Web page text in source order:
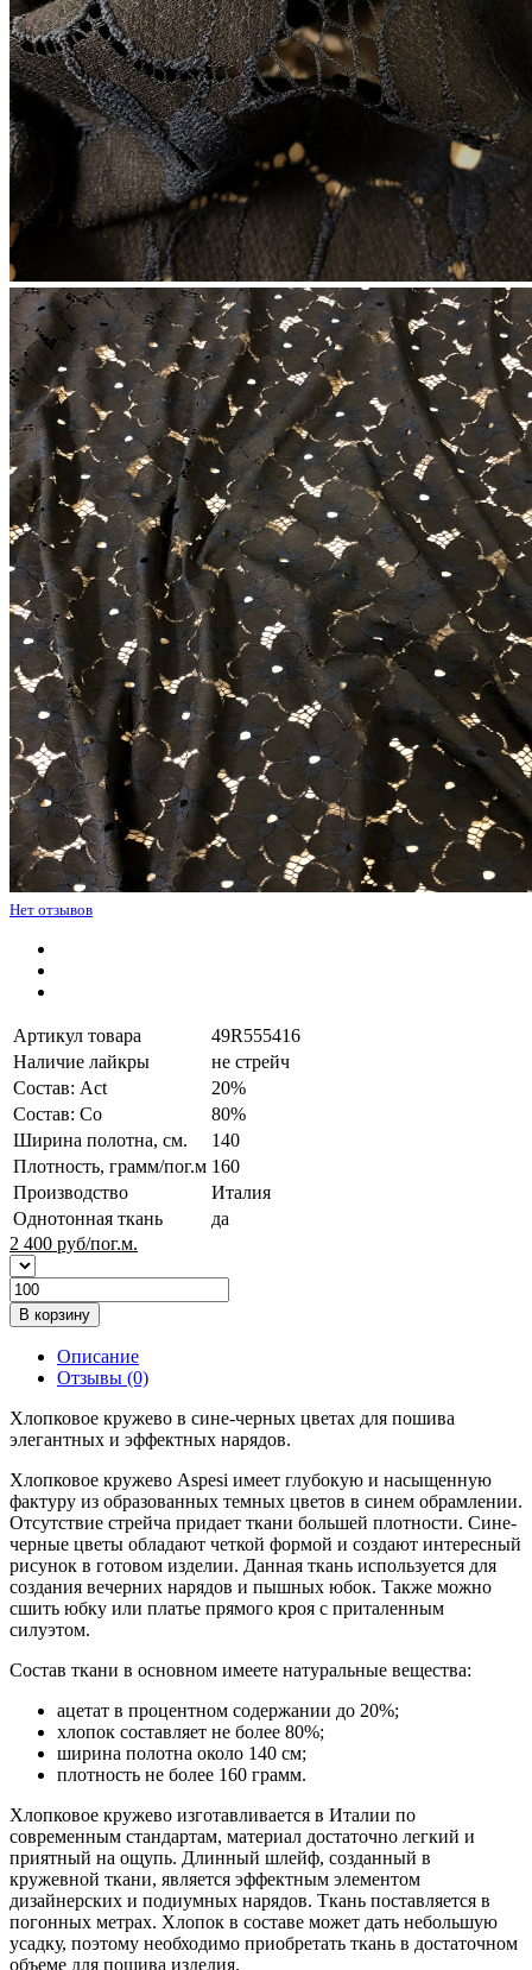
Нет отзывов
Артикул товара
49R555416
Наличие лайкры
не стрейч
Состав: Act
20%
Состав: Co
80%
Ширина полотна, см.
140
Плотность, грамм/пог.м 160
Производство
Италия
Однотонная ткань
да
2 400 руб/пог.м.
В корзину
Описание
Отзывы (0)
Хлопковое кружево в сине-черных цветах для пошива
элегантных и эффектных нарядов.
Хлопковое кружево Aspesi имеет глубокую и насыщенную
фактуру из образованных темных цветов в синем обрамлении.
Отсутствие стрейча придает ткани большей плотности. Сине-
черные цветы обладают четкой формой и создают интересный
рисунок в готовом изделии. Данная ткань используется для
создания вечерних нарядов и пышных юбок. Также можно
сшить юбку или платье прямого кроя с приталенным
силуэтом.
Состав ткани в основном имеете натуральные вещества:
ацетат в процентном содержании до 20%;
хлопок составляет не более 80%;
ширина полотна около 140 см;
плотность не более 160 грамм.
Хлопковое кружево изготавливается в Италии по
современным стандартам, материал достаточно легкий и
приятный на ощупь. Длинный шлейф, созданный в
кружевной ткани, является эффектным элементом
дизайнерских и подиумных нарядов. Ткань поставляется в
погонных метрах. Хлопок в составе может дать небольшую
усадку, поэтому необходимо приобретать ткань в достаточном
объеме для пошива изделия.